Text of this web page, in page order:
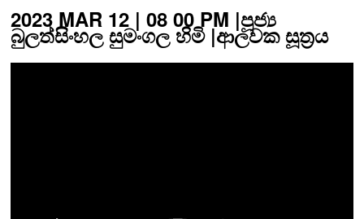
2023 MAR 12 | 08 00 PM |පූජ්‍ය
බුලත්සිංහල සුමංගල හිමි |ආලවක සූත්‍රය